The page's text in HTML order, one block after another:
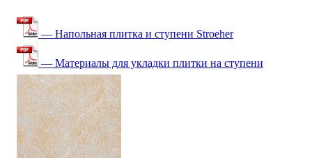
— Напольная плитка и ступени Stroeher
— Материалы для укладки плитки на ступени